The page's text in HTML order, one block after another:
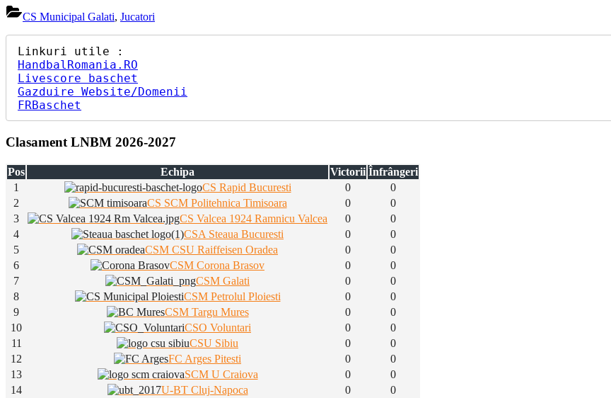
a
debutat
la
CS
Phoenix
Galati”
CS Municipal Galati, Jucatori
HandbalRomania.RO
Livescore baschet
Gazduire Website/Domenii
FRBaschet
Clasament LNBM 2026-2027
Pos Echipa Victorii Înfrângeri
1
CS Rapid Bucuresti 0
0
2
CS SCM Politehnica Timisoara 0
0
3
CS Valcea 1924 Ramnicu Valcea 0
0
4
CSA Steaua Bucuresti 0
0
5
CSM CSU Raiffeisen Oradea 0
0
6
CSM Corona Brasov 0
0
7
CSM Galati 0
0
8
CSM Petrolul Ploiesti 0
0
9
CSM Targu Mures 0
0
10
CSO Voluntari 0
0
11
CSU Sibiu 0
0
12
FC Arges Pitesti 0
0
13
SCM U Craiova 0
0
14
U-BT Cluj-Napoca 0
0